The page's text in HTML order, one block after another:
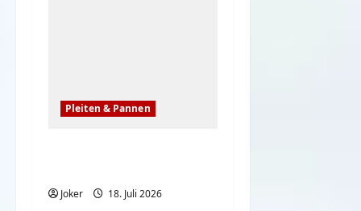
Pleiten & Pannen
Joker 18. Juli 2026